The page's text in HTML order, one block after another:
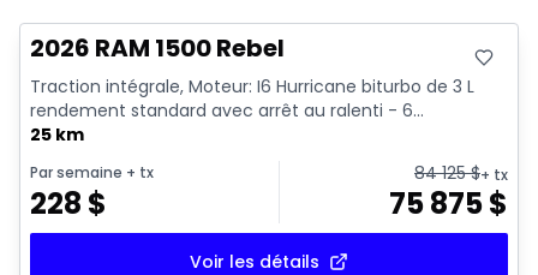
2026 RAM 1500 Rebel
Traction intégrale, Moteur: I6 Hurricane biturbo de 3 L
rendement standard avec arrêt au ralenti - 6...
25 km
Par semaine + tx
228 $
84 125$+ tx
75 875$
Voir les détails